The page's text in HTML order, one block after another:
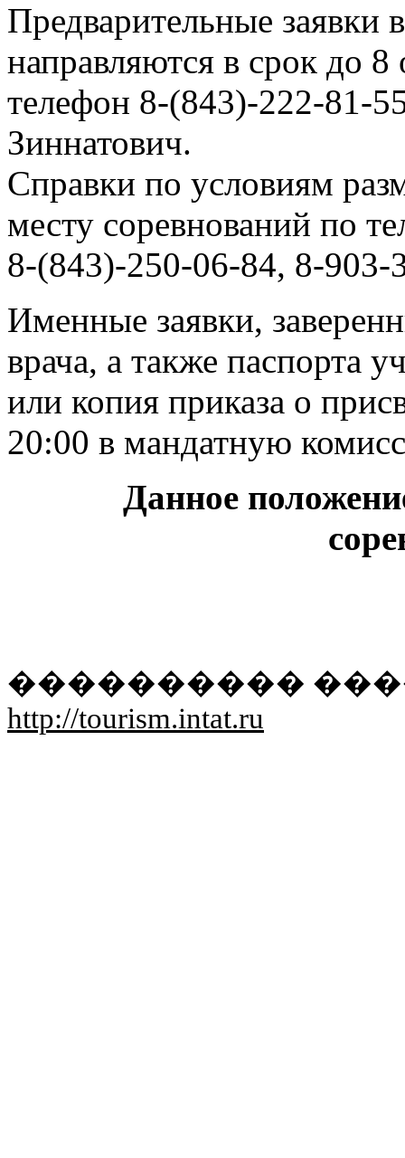
Предварительные заявки
направляются в срок до
телефон 8-(843)-222-81-
Зиннатович.
Справки по условиям
месту соревнований по
8-(843)-250-06-84, 8-
Именные заявки,
врача, а также паспорта
или копия приказа о
20:00 в мандатную
Данное
����������
http://tourism.intat.ru